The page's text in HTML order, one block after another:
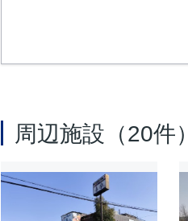
周辺施設（20件）